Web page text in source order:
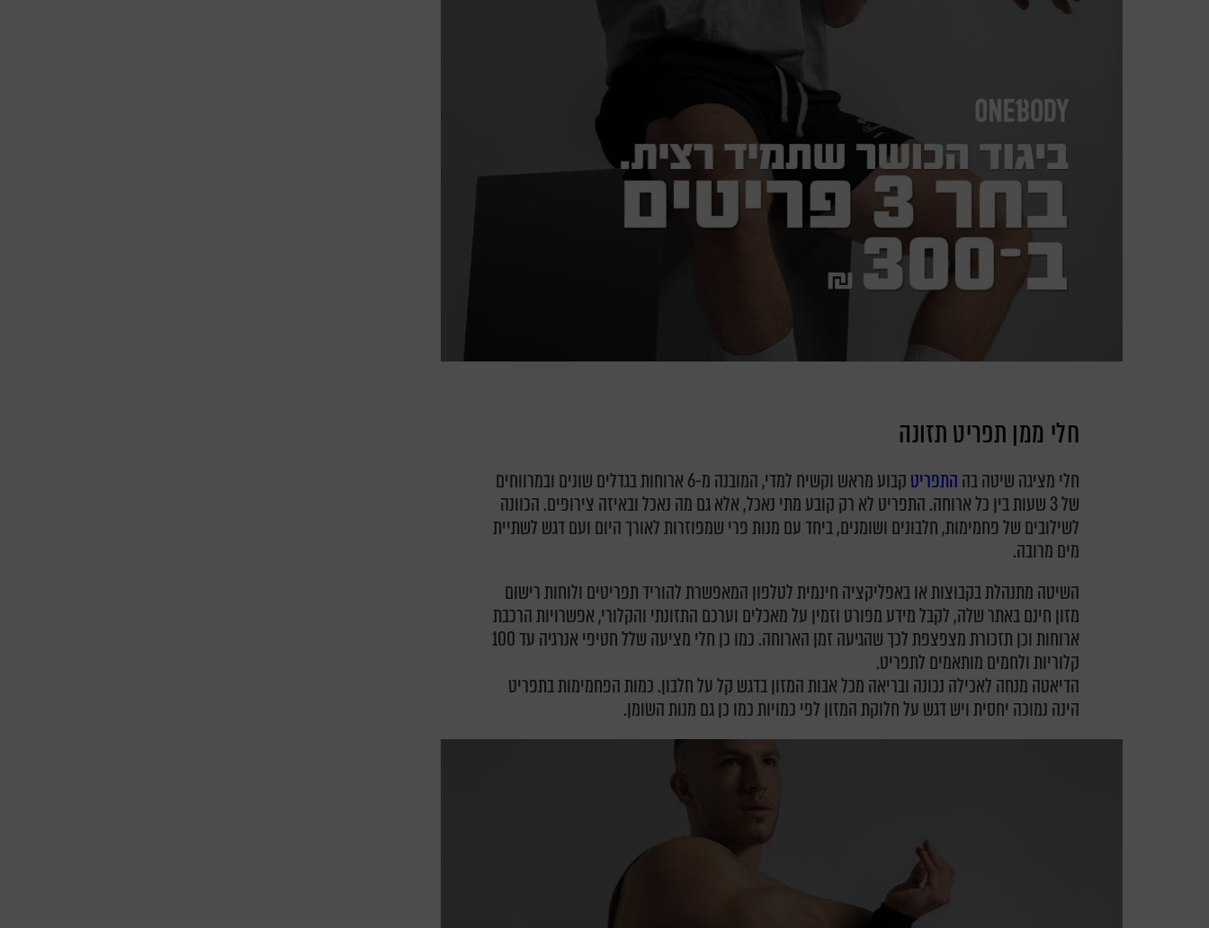
חלי ממן תפריט תזונה
חלי מציגה שיטה בההתפריט
קבוע מראש וקשיח למדי, המובנה מ-6 ארוחות בגדלים שונים ובמרווחים
של 3 שעות בין כל ארוחה. התפריט לא רק קובע מתי נאכל, אלא גם מה נאכל ובאיזה צירופים. הכוונה
לשילובים של פחמימות, חלבונים ושומנים, ביחד עם מנות פרי שמפוזרות לאורך היום ועם דגש לשתיית
מים מרובה.
השיטה מתנהלת בקבוצות או באפליקציה חינמית לטלפון המאפשרת להוריד תפריטים ולוחות רישום
מזון חינם באתר שלה, לקבל מידע מפורט וזמין על מאכלים וערכם התזונתי והקלורי, אפשרויות הרכבת
ארוחות וכן תזכורת מצפצפת לכך שהגיעה זמן הארוחה. כמו כן חלי מציעה שלל חטיפי אנרגיה עד 100
קלוריות ולחמים מותאמים לתפריט.
הדיאטה מנחה לאכילה נכונה ובריאה מכל אבות המזון בדגש קל על חלבון. כמות הפחמימות בתפריט
הינה נמוכה יחסית ויש דגש על חלוקת המזון לפי כמויות כמו כן גם מנות השומן.